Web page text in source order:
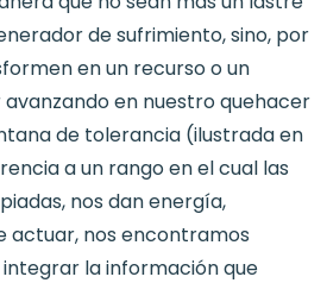
de sufrimiento, sino, por
en un recurso o un
en nuestro quehacer
de tolerancia (ilustrada en
a un rango en el cual las
nos dan energía,
actuar, nos encontramos
la información que